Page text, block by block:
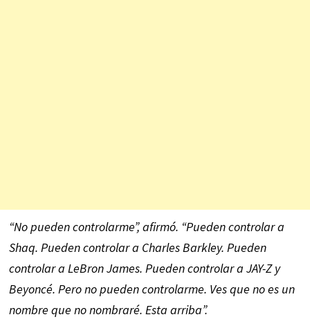
“No pueden controlarme”, afirmó. “Pueden controlar a
Shaq. Pueden controlar a Charles Barkley. Pueden
controlar a LeBron James. Pueden controlar a JAY-Z y
Beyoncé. Pero no pueden controlarme. Ves que no es un
nombre que no nombraré. Esta arriba”.